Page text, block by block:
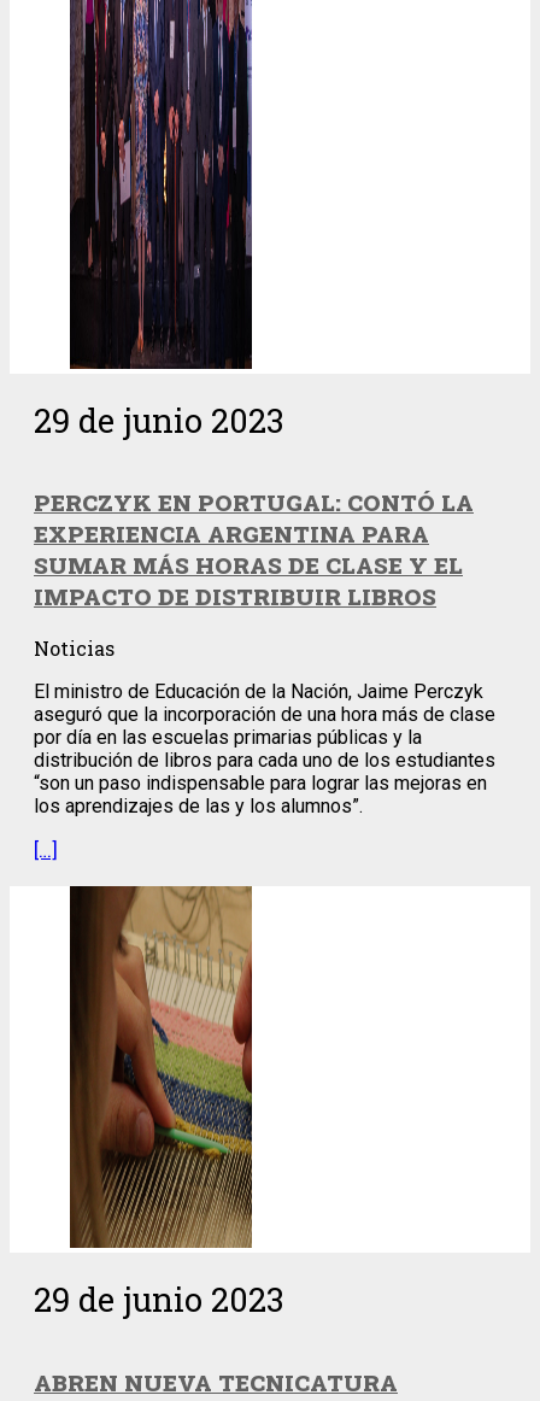
29 de junio 2023
PERCZYK EN PORTUGAL: CONTÓ LA
EXPERIENCIA ARGENTINA PARA
SUMAR MÁS HORAS DE CLASE Y EL
IMPACTO DE DISTRIBUIR LIBROS
Noticias
El ministro de Educación de la Nación, Jaime Perczyk
aseguró que la incorporación de una hora más de clase
por día en las escuelas primarias públicas y la
distribución de libros para cada uno de los estudiantes
“son un paso indispensable para lograr las mejoras en
los aprendizajes de las y los alumnos”.
[…]
29 de junio 2023
ABREN NUEVA TECNICATURA